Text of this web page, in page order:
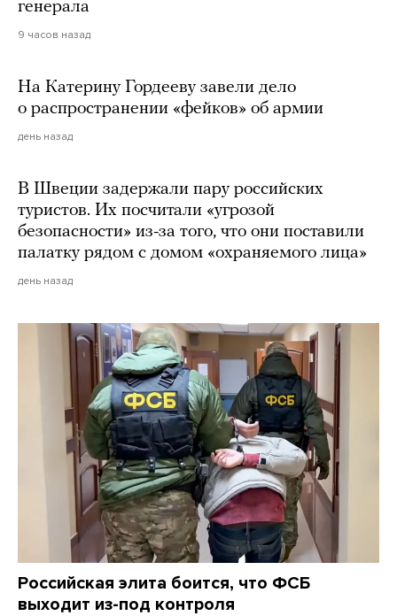
генерала
9 часов назад
На Катерину Гордееву завели дело
о распространении «фейков» об армии
день назад
В Швеции задержали пару российских
туристов. Их посчитали «угрозой
безопасности» из-за того, что они поставили
палатку рядом с домом «охраняемого лица»
день назад
Российская элита боится, что ФСБ
выходит из-под контроля